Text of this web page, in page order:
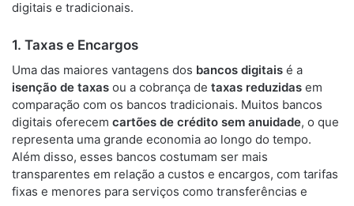
digitais e tradicionais.
1. Taxas e Encargos
Uma das maiores vantagens dos bancos digitais é a
isenção de taxas ou a cobrança de taxas reduzidas em
comparação com os bancos tradicionais. Muitos bancos
digitais oferecem cartões de crédito sem anuidade, o que
representa uma grande economia ao longo do tempo.
Além disso, esses bancos costumam ser mais
transparentes em relação a custos e encargos, com tarifas
fixas e menores para serviços como transferências e